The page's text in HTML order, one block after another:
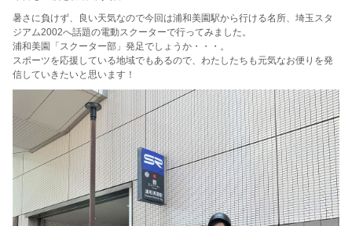
暑さに負けず、良い天気なので今回は浦和美園駅から行ける名所、埼玉スタ
ジアム2002へ話題の電動スクーターで行ってみました。
浦和美園「スクーター部」発足でしょうか・・・。
スポーツを応援している地域でもあるので、わたしたちも元気なお便りを発
信していきたいと思います！